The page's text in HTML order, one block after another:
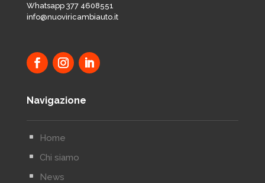
Whatsapp 377 4608551
info@nuoviricambiauto.it
Navigazione
^ Home
^ Chi siamo
^ News